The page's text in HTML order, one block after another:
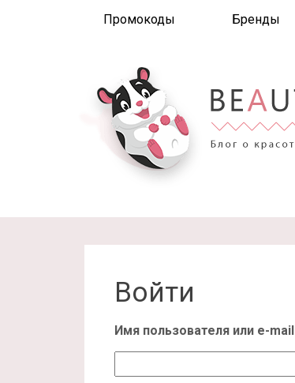
Промокоды Бренды
Войти
Имя пользователя или e-mail